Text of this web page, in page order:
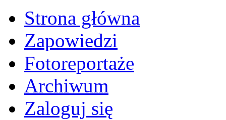
Strona główna
Zapowiedzi
Fotoreportaże
Archiwum
Zaloguj się